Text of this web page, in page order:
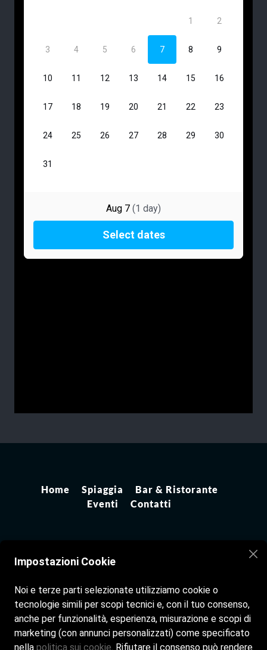
Home Spiaggia
Bar & Ristorante
Eventi
Contatti
Impostazioni Cookie
Noi e terze parti selezionate utilizziamo cookie o
tecnologie simili per scopi tecnici e, con il tuo consenso,
anche per funzionalità, esperienza, misurazione e scopi di
marketing (con annunci personalizzati) come specificato
nella politica sui cookie. Rifiutare il consenso può rendere